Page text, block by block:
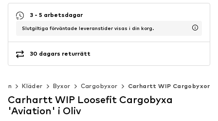
3 - 5 arbetsdagar
Slutgiltiga förväntade leveranstider visas i din korg.
30 dagars returrätt
Kläder Byxor Cargobyxor Carhartt WIP Cargobyxor
Carhartt WIP Loosefit Cargobyxa
'Aviation' i Oliv